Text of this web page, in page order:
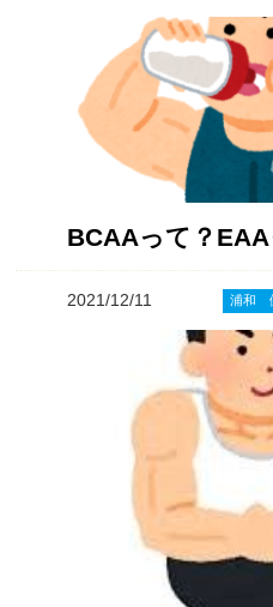
BCAAって？EAA
2021/12/11 浦和